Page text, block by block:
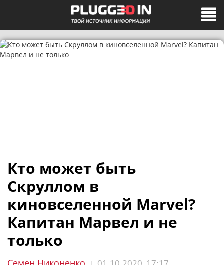
Кто может быть
Скруллом в
киновселенной Marvel?
Капитан Марвел и не
только